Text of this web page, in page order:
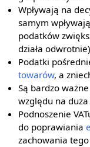
Wpływają na
samym
podatków
działa odwrotnie)
Podatki
towarów, a
Są bardzo
względu na
Podnoszenie
do poprawiania
zachowania